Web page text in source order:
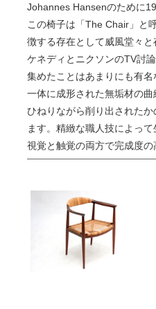
Johannes Hansenのために
この椅子は「The Chair」と
徴する存在として威風堂々
ケネディとニクソンのTV討
集めたことはあまりにも有
一体に成形された無垢材の
ひねりながら削り出された
ます。精緻な職人技によっ
視覚と触覚の両方で完成度の